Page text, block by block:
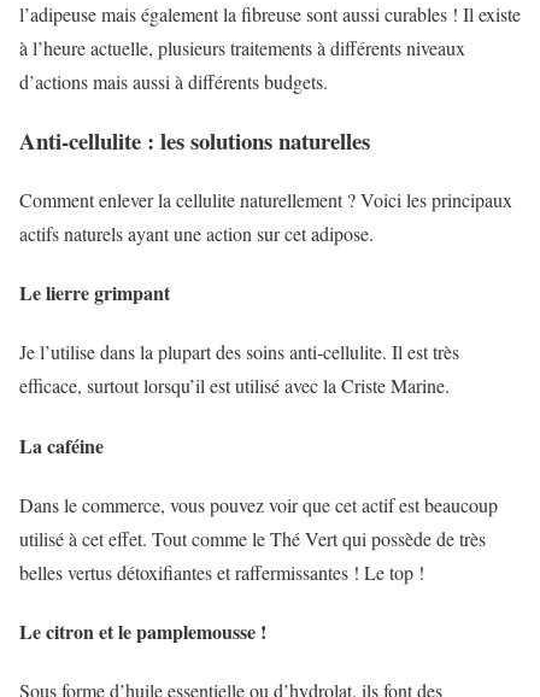
l’adipeuse mais également la fibreuse sont aussi curables ! Il existe
à l’heure actuelle, plusieurs traitements à différents niveaux
d’actions mais aussi à différents budgets.
Anti-cellulite : les solutions naturelles
Comment enlever la cellulite naturellement ? Voici les principaux
actifs naturels ayant une action sur cet adipose.
Le lierre grimpant
Je l’utilise dans la plupart des soins anti-cellulite. Il est très
efficace, surtout lorsqu’il est utilisé avec la Criste Marine.
La caféine
Dans le commerce, vous pouvez voir que cet actif est beaucoup
utilisé à cet effet. Tout comme le Thé Vert qui possède de très
belles vertus détoxifiantes et raffermissantes ! Le top !
Le citron et le pamplemousse !
Sous forme d’huile essentielle ou d’hydrolat, ils font des